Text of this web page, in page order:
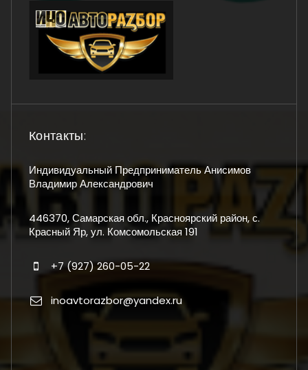
Контакты:
Индивидуальный Предприниматель Анисимов
Владимир Александрович
446370, Самарская обл., Красноярский район, с.
Красный Яр, ул. Комсомольская 191
+7 (927) 260-05-22
inoavtorazbor@yandex.ru